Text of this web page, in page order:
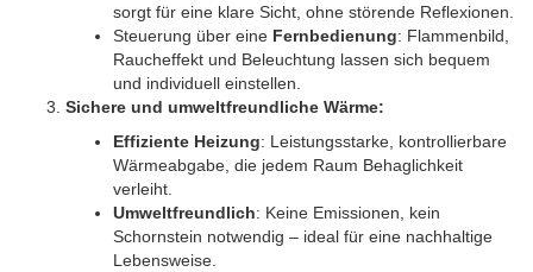
sorgt für eine klare Sicht, ohne störende Reflexionen.
Steuerung über eine Fernbedienung: Flammenbild,
Raucheffekt und Beleuchtung lassen sich bequem
und individuell einstellen.
Sichere und umweltfreundliche Wärme:
Effiziente Heizung: Leistungsstarke, kontrollierbare
Wärmeabgabe, die jedem Raum Behaglichkeit
verleiht.
Umweltfreundlich: Keine Emissionen, kein
Schornstein notwendig – ideal für eine nachhaltige
Lebensweise.